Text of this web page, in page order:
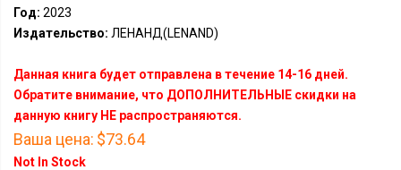
Год: 2023
Издательство: ЛЕНАНД(LENAND)
Данная книга будет отправлена в течение 14-16 дней.
Обратите внимание, что ДОПОЛНИТЕЛЬНЫЕ скидки на
данную книгу НЕ распространяются.
Ваша цена: $73.64
Not In Stock